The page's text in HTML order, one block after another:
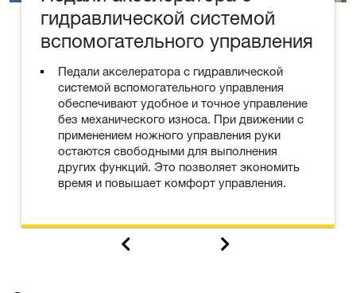
гидравлической системой
вспомогательного управления
Педали акселератора с гидравлической
системой вспомогательного управления
обеспечивают удобное и точное управление
без механического износа. При движении с
применением ножного управления руки
остаются свободными для выполнения
других функций. Это позволяет экономить
время и повышает комфорт управления.